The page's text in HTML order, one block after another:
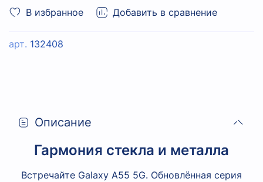
В избранное Добавить в сравнение
арт. 132408
Описание
Гармония стекла и металла
Встречайте Galaxy A55 5G. Обновлённая серия